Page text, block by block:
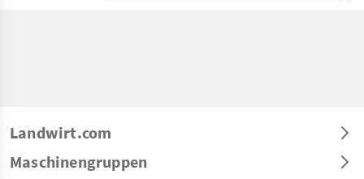
Landwirt.com
Maschinengruppen